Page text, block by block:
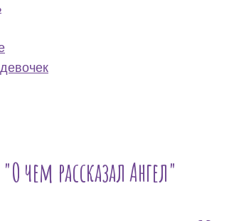
чем рассказал Ангел"